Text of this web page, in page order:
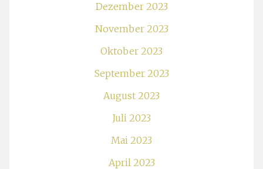
Dezember 2023
November 2023
Oktober 2023
September 2023
August 2023
Juli 2023
Mai 2023
April 2023